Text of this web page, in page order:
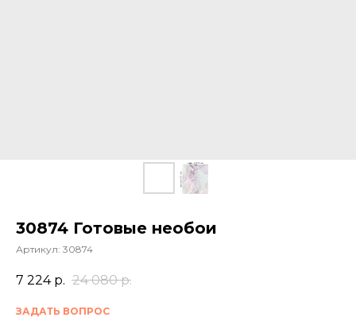
30874 Готовые необои
Артикул: 30874
7 224 р. 24 080 р.
ЗАДАТЬ ВОПРОС